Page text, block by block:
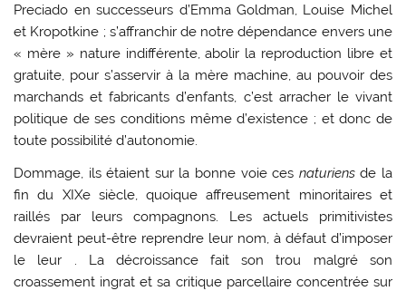
Preciado en successeurs d’Emma Goldman, Louise Michel
et Kropotkine ; s’affranchir de notre dépendance envers une
« mère » nature indifférente, abolir la reproduction libre et
gratuite, pour s’asservir à la mère machine, au pouvoir des
marchands et fabricants d’enfants, c’est arracher le vivant
politique de ses conditions même d’existence ; et donc de
toute possibilité d’autonomie.
Dommage, ils étaient sur la bonne voie ces naturiensde la
fin du XIXe siècle, quoique affreusement minoritaires et
raillés par leurs compagnons. Les actuels primitivistes
devraient peut-être reprendre leur nom, à défaut d’imposer
le leur . La décroissance fait son trou malgré son
croassement ingrat et sa critique parcellaire concentrée sur